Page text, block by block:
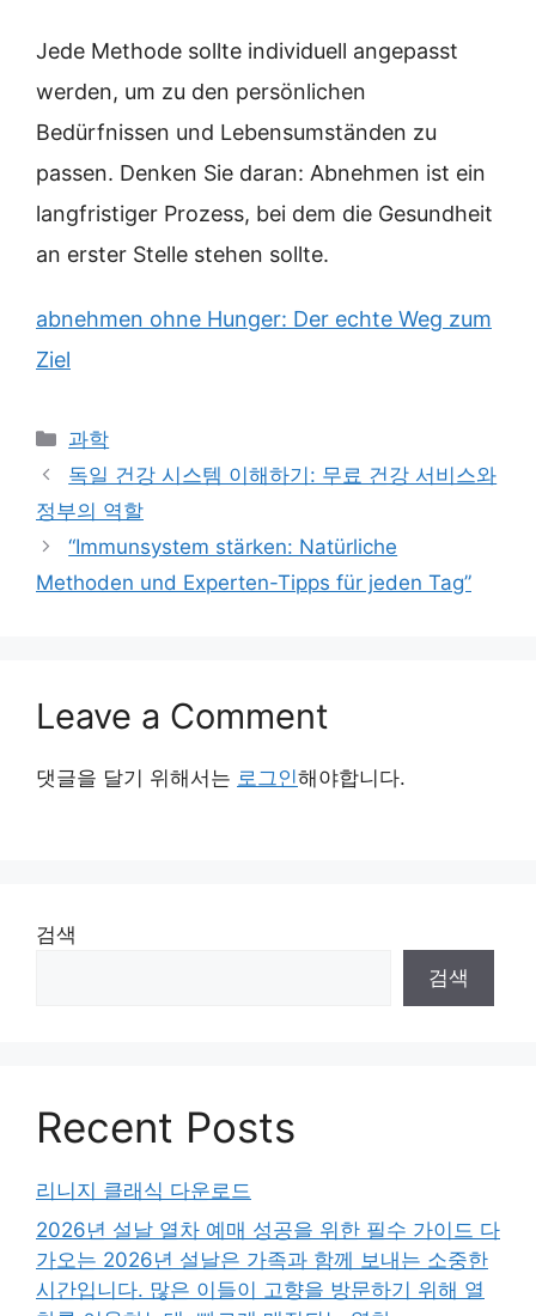
Jede Methode sollte individuell angepasst
werden, um zu den persönlichen
Bedürfnissen und Lebensumständen zu
passen. Denken Sie daran: Abnehmen ist ein
langfristiger Prozess, bei dem die Gesundheit
an erster Stelle stehen sollte.
abnehmen ohne Hunger: Der echte Weg zum
Ziel
Categories
과학
독일 건강 시스템 이해하기: 무료 건강 서비스와
정부의 역할
“Immunsystem stärken: Natürliche
Methoden und Experten-Tipps für jeden Tag”
Leave a Comment
댓글을 달기 위해서는 로그인해야합니다.
검색
검색
Recent Posts
리니지 클래식 다운로드
2026년 설날 열차 예매 성공을 위한 필수 가이드 다
가오는 2026년 설날은 가족과 함께 보내는 소중한
시간입니다. 많은 이들이 고향을 방문하기 위해 열